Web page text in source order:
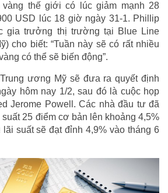
thế giới có lúc giảm mạnh 28
USD lúc 18 giờ ngày 31-1. Phillip
gia trưởng thị trường tại Blue Line
cho biết: “Tuần này sẽ có rất nhiều
có thể sẽ biến động”.
ương Mỹ sẽ đưa ra quyết định
hôm nay 1/2, sau đó là cuộc họp
Jerome Powell. Các nhà đầu tư đã
25 điểm cơ bản lên khoảng 4,5%
suất sẽ đạt đỉnh 4,9% vào tháng 6